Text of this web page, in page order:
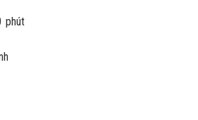
phút